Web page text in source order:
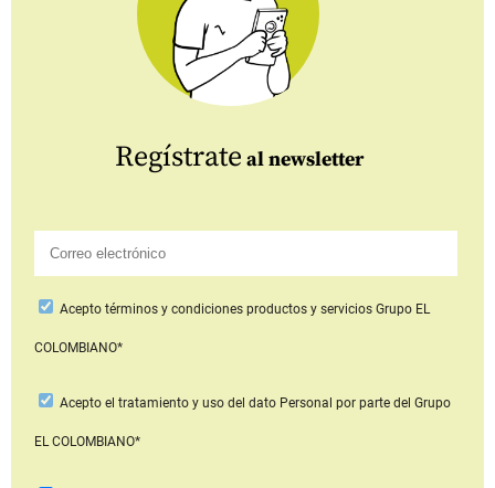
Regístrate al newsletter
Aceptotérminos y condiciones productos y serviciosGrupo EL
COLOMBIANO*
Acepto el tratamiento y uso del dato Personal por parte del Grupo
EL COLOMBIANO*